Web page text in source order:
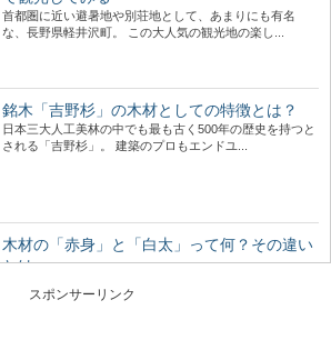
首都圏に近い避暑地や別荘地として、あまりにも有名
な、長野県軽井沢町。 この大人気の観光地の楽し...
銘木「吉野杉」の木材としての特徴とは？
日本三大人工美林の中でも最も古く500年の歴史を持つと
される「吉野杉」。 建築のプロもエンドユ...
木材の「赤身」と「白太」って何？その違い
とは
とありますか？ 赤身と白太とは、何が違うので...
スポンサーリンク